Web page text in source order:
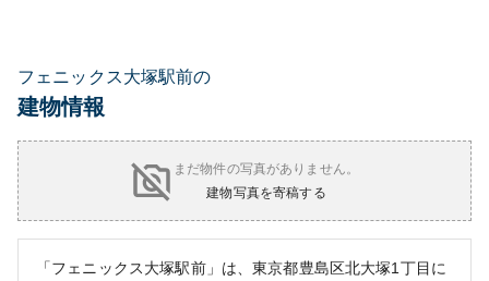
フェニックス大塚駅前の
建物情報
まだ物件の写真がありません。
建物写真を寄稿する
「フェニックス大塚駅前」は、東京都豊島区北大塚1丁目に